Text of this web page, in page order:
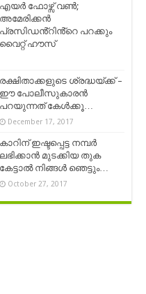
എയർ ഫോഴ്സ് വൺ;
അമേരിക്കൻ
പ്രസിഡൻ്റിൻ്റെ പറക്കും
വൈറ്റ് ഹൗസ്
രക്ഷിതാക്കളുടെ ശ്രദ്ധയ്ക്ക് –
ഈ പോലീസുകാരൻ
പറയുന്നത് കേൾക്കൂ…
December 17, 2017
കാറിന് ഇഷ്ടപ്പെട്ട നമ്പർ
ലഭിക്കാൻ മുടക്കിയ തുക
കേട്ടാൽ നിങ്ങൾ ഞെട്ടും…
October 27, 2017